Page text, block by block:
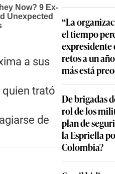
a sus
quien trató
de
“La
el tiempo
expresidente
retos a un
más está
De brigadas
rol de los
plan de
la Espriella
Colombia?